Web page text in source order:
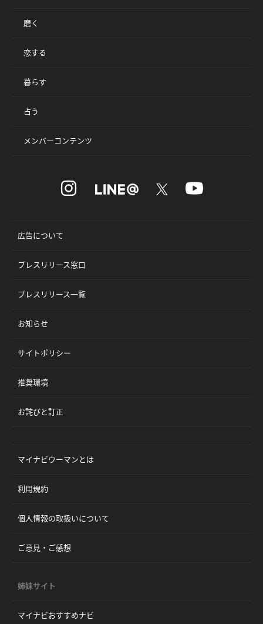
磨く
恋する
暮らす
占う
メンバーコンテンツ
広告について
プレスリリース窓口
プレスリリース一覧
お知らせ
サイトポリシー
推奨環境
お詫びと訂正
マイナビウーマンとは
利用規約
個人情報の取扱いについて
ご意見・ご感想
姉妹サイト
マイナビおすすめナビ